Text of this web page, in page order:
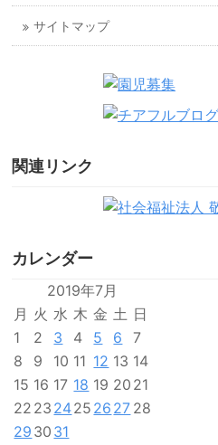
サイトマップ
関連リンク
カレンダー
2019年7月
月 火 水 木 金 土 日
1 2 3 4 5 6
7
8
9 10 11 12 13 14
15 16 17 18 19 20 21
22 23 2425 26 27 28
29 30 31